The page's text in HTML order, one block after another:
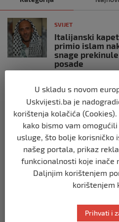
SVIJET
Italijanski
primio islam
snage
posade
SVIJET
Brod “Mikeno”
i uplovio u Gazu
vijori zastavu
prije 10 mjeseci
SVIJET
Opsadno
nekoliko
prije 10 mjeseci
U skladu s novom
Uskvijesti.ba je
korištenja kolačića
kako bismo vam
usluge, što bolje korisničko
našeg portala, prikaz
funkcionalnosti koje inače
Daljnjim korištenjem
korištenjem
Prihvati i